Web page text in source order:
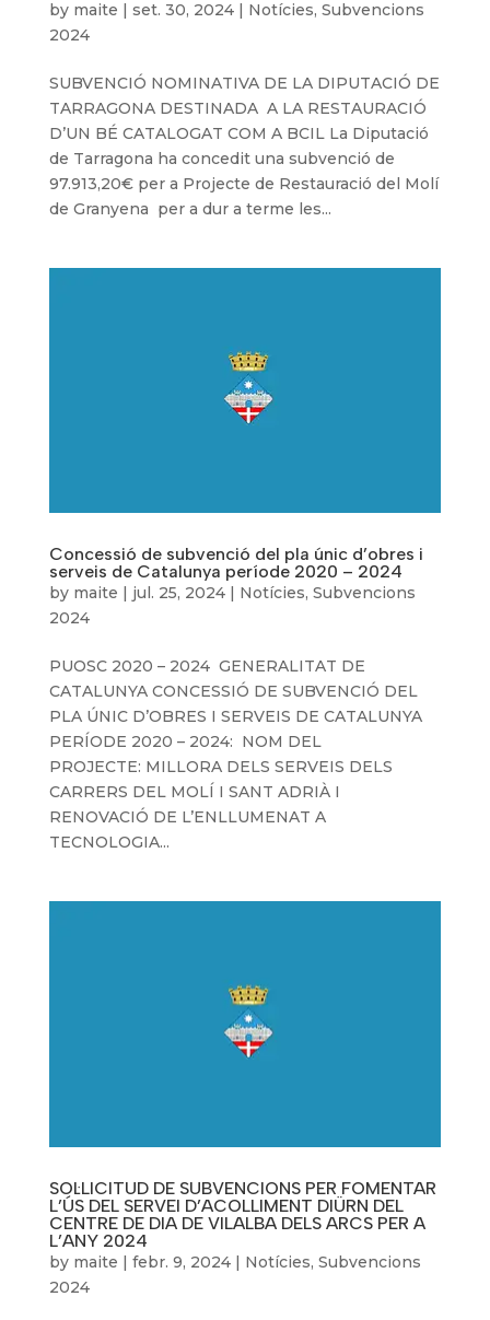
by maite | set. 30, 2024| Notícies, Subvencions
2024
SUBVENCIÓ NOMINATIVA DE LA DIPUTACIÓ DE
TARRAGONA DESTINADA A LA RESTAURACIÓ
D’UN BÉ CATALOGAT COM A BCIL La Diputació
de Tarragona ha concedit una subvenció de
97.913,20€ per a Projecte de Restauració del Molí
de Granyena per a dur a terme les...
Concessió de subvenció del pla únic d’obres i
serveis de Catalunya període 2020 – 2024
by maite jul. 25, 2024| Notícies, Subvencions
2024
PUOSC 2020 – 2024 GENERALITAT DE
CATALUNYA CONCESSIÓ DE SUBVENCIÓ DEL
PLA ÚNIC D’OBRES I SERVEIS DE CATALUNYA
PERÍODE 2020 – 2024: NOM DEL
PROJECTE: MILLORA DELS SERVEIS DELS
CARRERS DEL MOLÍ I SANT ADRIÀ I
RENOVACIÓ DE L’ENLLUMENAT A
TECNOLOGIA...
SOL·LICITUD DE SUBVENCIONS PER FOMENTAR
L’ÚS DEL SERVEI D’ACOLLIMENT DIÜRN DEL
CENTRE DE DIA DE VILALBA DELS ARCS PER A
L’ANY 2024
by maite | febr. 9, 2024| Notícies, Subvencions
2024